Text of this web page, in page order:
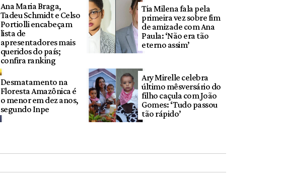
Ana Maria Braga,
Tadeu Schmidt e Celso
Portiolli encabeçam
lista de
apresentadores mais
queridos do país;
confira ranking
Tia Milena fala pela
primeira vez sobre fim
de amizade com Ana
Paula: ‘Não era tão
eterno assim’
Desmatamento na
Floresta Amazônica é
o menor em dez anos,
segundo Inpe
Ary Mirelle celebra
último mêsversário do
filho caçula com João
Gomes: ‘Tudo passou
tão rápido’